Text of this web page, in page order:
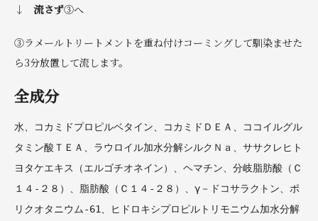
↓流さず③へ
③ラメールトリートメントを重ね付けコーミングして馴染ませた
ら3分放置して流します。
全成分
水、コカミドプロピルベタイン、コカミドＤＥＡ、ココイルグル
タミン酸ＴＥＡ、ラウロイル加水分解シルクＮａ、ササクレヒト
ヨタケエキス（エルゴチオネイン）、ヘマチン、分岐脂肪酸（Ｃ
１４-２８）、脂肪酸（Ｃ１４-２８）、γ－ドコサラクトン、ポ
リクオタニウム-61、ヒドロキシプロピルトリモニウム加水分解